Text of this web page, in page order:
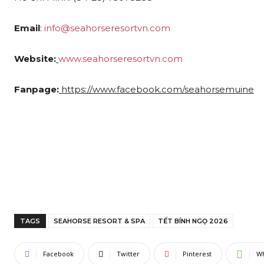
Email: info@seahorseresortvn.com
Website: www.seahorseresortvn.com
Fanpage: https://www.facebook.com/seahorsemuine
TAGS SEAHORSE RESORT & SPA TẾT BÍNH NGỌ 2026
Facebook Twitter Pinterest